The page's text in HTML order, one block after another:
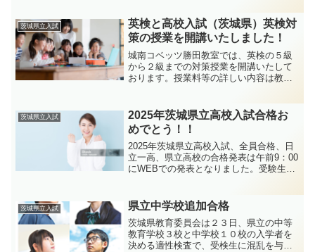
参考になると思います。今後の受験対策
にお役立て下さい。
茨城県立入試
英検と高校入試（茨城県）英検対
策の授業を開講いたしました！
城南コベッツ勝田教室では、英検の５級
から２級までの対策授業を開講いたして
おります。授業料等の詳しい内容は教室
茨城県立入試
2025年茨城県立高校入試合格お
めでとう！！
2025年茨城県立高校入試、全員合格、日
立一高、県立高校の合格発表は午前9：00
にWEBでの発表となりました。受験生の
校受検者も全員合格となりました。
茨城県立入試 県立中学校追加合格
茨城県教育委員会は２３日、県立の中等
教育学校３校と中学校１０校の入学者を
決める適性検査で、受検生に混乱を与え